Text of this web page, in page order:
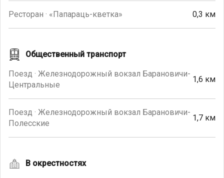
Ресторан · «Папараць-кветка» 0,3 км
Общественный транспорт
Поезд · Железнодорожный вокзал Барановичи-
Центральные
1,6 км
Поезд · Железнодорожный вокзал Барановичи-
Полесские
1,7 км
В окрестностях